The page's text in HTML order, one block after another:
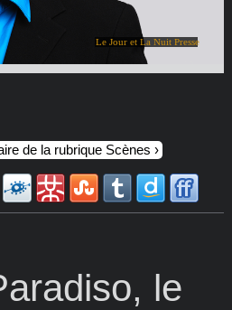
Le Jour et La Nuit Presse
de la rubrique Scènes
le